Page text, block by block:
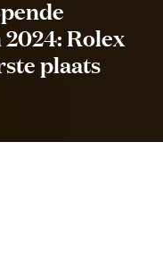
Rolex
plaats